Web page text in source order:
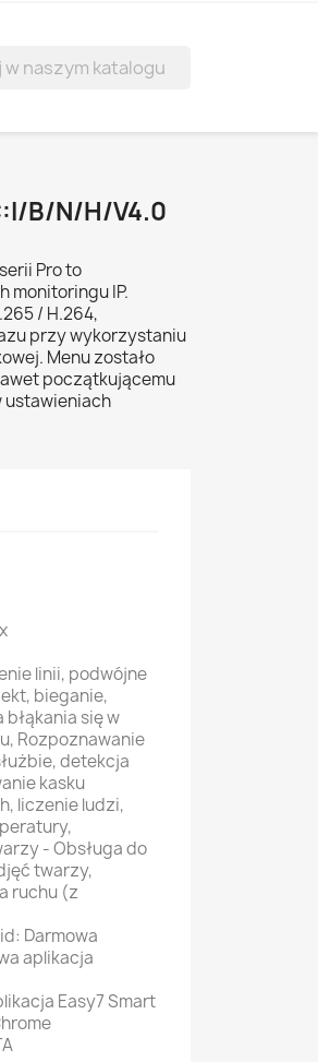
B/N/H/V4.0
Pro to
monitoringu IP.
/ H.264,
przy wykorzystaniu
Menu zostało
początkującemu
ustawieniach
linii, podwójne
bieganie,
się w
Rozpoznawanie
detekcja
kasku
liczenie ludzi,
- Obsługa do
twarzy,
ruchu (z
Darmowa
aplikacja
Easy7 Smart